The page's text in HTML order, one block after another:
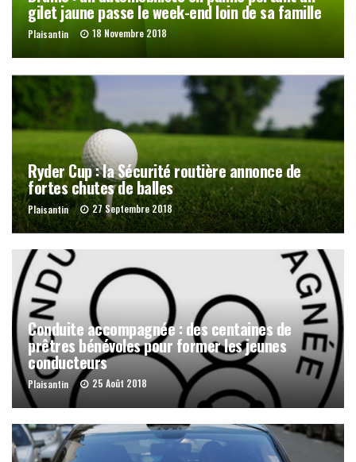
gilet jaune passe le week-end loin de sa famille
Plaisantin 18 Novembre 2018
Ryder Cup : la Sécurité routière annonce de
fortes chutes de balles
Plaisantin 27 Septembre 2018
Conduite accompagnée : des centaines de
prêtres bénévoles pour former les jeunes
conducteurs
Plaisantin 25 Août 2018